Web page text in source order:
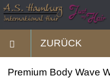
ZURÜCK
Premium Body Wave